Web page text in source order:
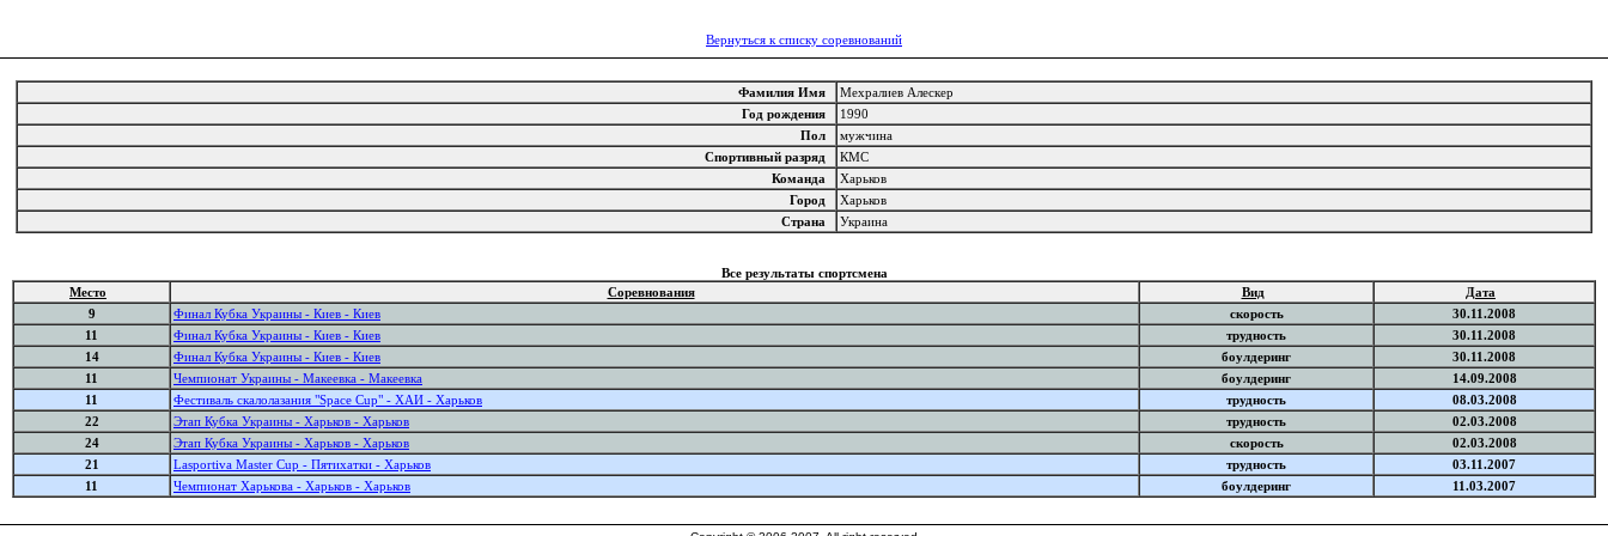
Вернуться к списку соревнований
Фамилия Имя
Мехралиев Алескер
Год рождения
1990
Пол
мужчина
Спортивный разряд
КМС
Команда
Харьков
Город
Харьков
Страна
Украина
Все результаты спортсмена
Место
Соревнования Вид
Дата
9
Финал Кубка Украины - Киев - Киев скорость
30.11.2008
11
Финал Кубка Украины - Киев - Киев трудность
30.11.2008
14
Финал Кубка Украины - Киев - Киев боулдеринг
30.11.2008
11
Чемпионат Украины - Макеевка - Макеевка боулдеринг
14.09.2008
11
Фестиваль скалолазания "Space Cup" - ХАИ - Харьков трудность
08.03.2008
22
Этап Кубка Украины - Харьков - Харьков трудность
02.03.2008
24
Этап Кубка Украины - Харьков - Харьков скорость
02.03.2008
21
Lasportiva Master Cup - Пятихатки - Харьков трудность
03.11.2007
11
Чемпионат Харькова - Харьков - Харьков боулдеринг 11.03.2007